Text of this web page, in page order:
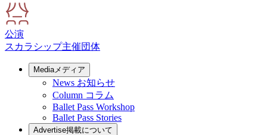
公演
スカラシップ主催団体
Mediaメディア
News お知らせ
Column コラム
Ballet Pass Workshop
Ballet Pass Stories
Advertise掲載について